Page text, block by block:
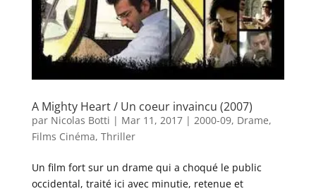
A Mighty Heart / Un coeur invaincu (2007)
par Nicolas Botti | Mar 11, 2017| 2000-09, Drame,
Films Cinéma, Thriller
Un film fort sur un drame qui a choqué le public
occidental, traité ici avec minutie, retenue et